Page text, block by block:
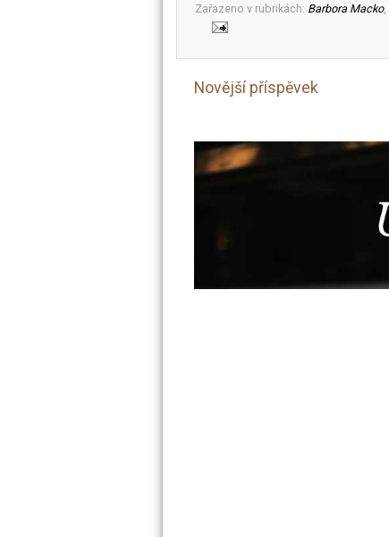
Zařazeno v rubrikách: Barbora Macko,
Novější příspěvek